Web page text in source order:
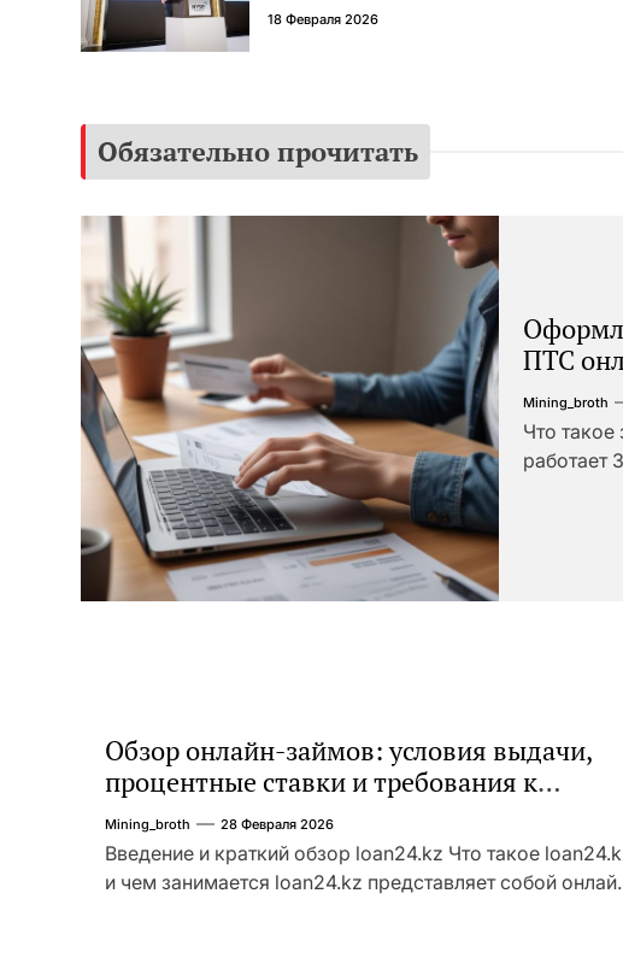
18 Февраля 2026
Обязательно прочитать
ПТС
визита
Mining_broth
Что
работает
паспорт
(ПТС)
качестве
Для
без
Обзор онлайн-займов: условия выдачи,
процентные ставки и требования к
заемщикам
Mining_broth 28 Февраля 2026
Введение и краткий обзор loan24.kz Что такое
и чем занимается loan24.kz представляет собой